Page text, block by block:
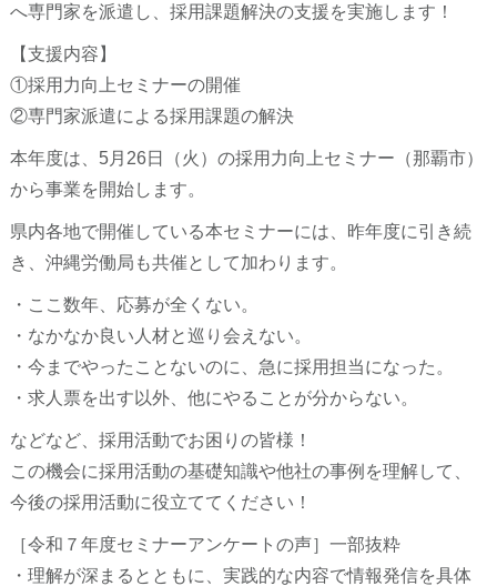
へ専門家を派遣し、採用課題解決の支援を実施します！
【支援内容】
①採用力向上セミナーの開催
②専門家派遣による採用課題の解決
本年度は、5月26日（火）の採用力向上セミナー（那覇市）
から事業を開始します。
県内各地で開催している本セミナーには、昨年度に引き続
き、沖縄労働局も共催として加わります。
・ここ数年、応募が全くない。
・なかなか良い人材と巡り会えない。
・今までやったことないのに、急に採用担当になった。
・求人票を出す以外、他にやることが分からない。
などなど、採用活動でお困りの皆様！
この機会に採用活動の基礎知識や他社の事例を理解して、
今後の採用活動に役立ててください！
［令和７年度セミナーアンケートの声］一部抜粋
・理解が深まるとともに、実践的な内容で情報発信を具体